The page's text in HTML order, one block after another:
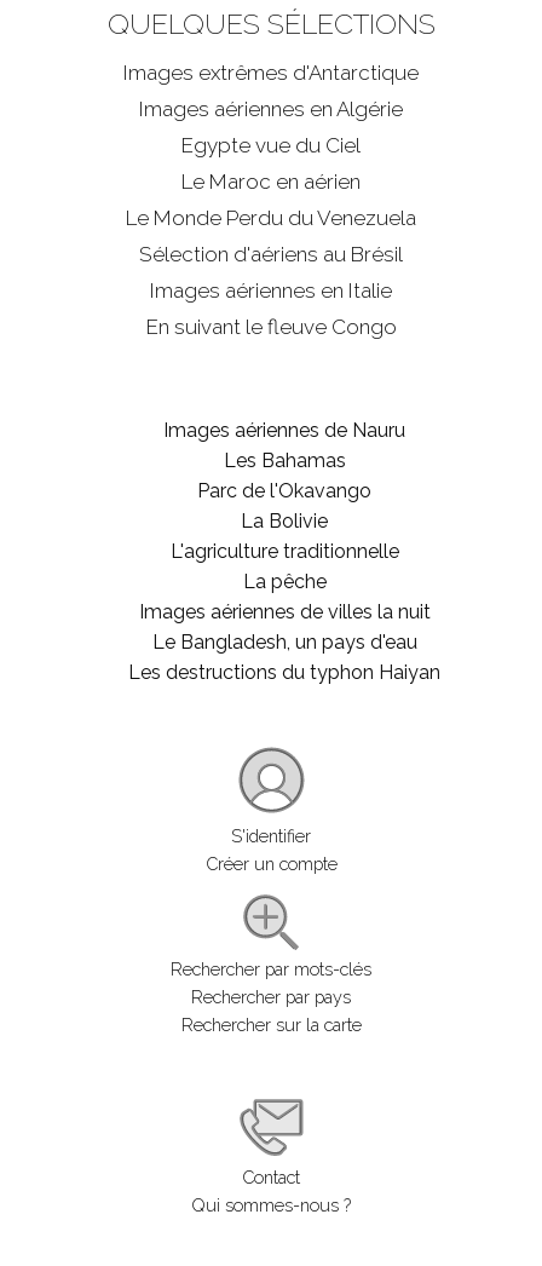
QUELQUES SÉLECTIONS
Images extrêmes d'Antarctique
Images aériennes en Algérie
Egypte vue du Ciel
Le Maroc en aérien
Le Monde Perdu du Venezuela
Sélection d'aériens au Brésil
Images aériennes en Italie
En suivant le fleuve Congo
Images aériennes de Nauru
Les Bahamas
Parc de l'Okavango
La Bolivie
L'agriculture traditionnelle
La pêche
Images aériennes de villes la nuit
Le Bangladesh, un pays d'eau
Les destructions du typhon Haiyan
S'identifier
Créer un compte
Rechercher par mots-clés
Rechercher par pays
Rechercher sur la carte
Contact
Qui sommes-nous ?